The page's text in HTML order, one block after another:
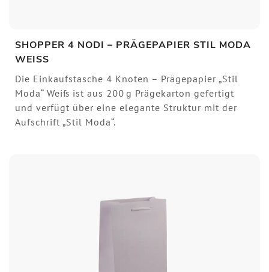
SHOPPER 4 NODI – PRÄGEPAPIER STIL MODA
WEISS
Die Einkaufstasche 4 Knoten – Prägepapier „Stil
Moda“ Weiß ist aus 200 g Prägekarton gefertigt
und verfügt über eine elegante Struktur mit der
Aufschrift „Stil Moda“.